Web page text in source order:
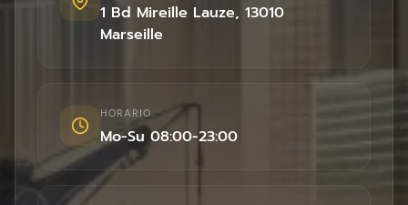
1 Bd Mireille Lauze, 13010
Marseille
HORARIO
Mo-Su 08:00-23:00